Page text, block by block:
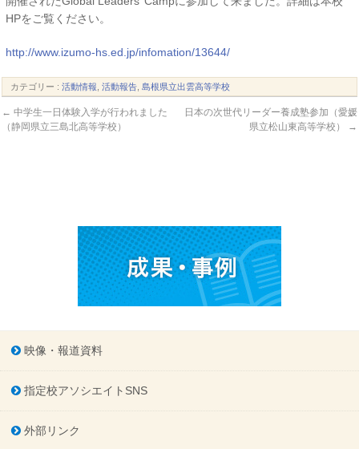
HPをご覧ください。
http://www.izumo-hs.ed.jp/infomation/13644/
カテゴリー :活動情報 ,活動報告 ,島根県立出雲高等学校
← 中学生一日体験入学が行われました
（静岡県立三島北高等学校）
日本の次世代リーダー養成塾参加（愛媛
県立松山東高等学校）
→
映像・報道資料
指定校アソシエイトSNS
外部リンク